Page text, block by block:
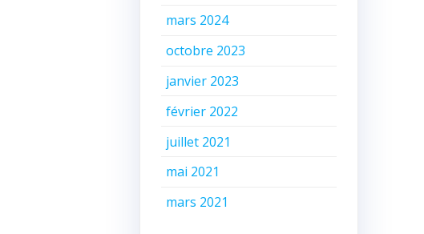
mars 2024
octobre 2023
janvier 2023
février 2022
juillet 2021
mai 2021
mars 2021